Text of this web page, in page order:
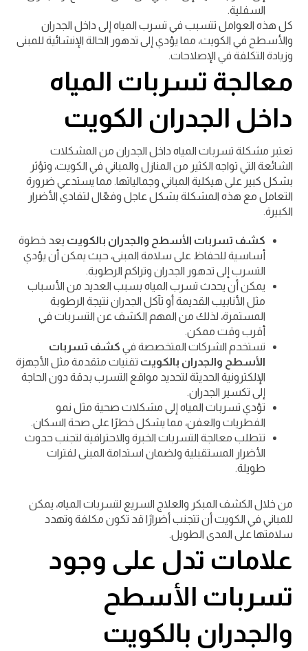
السفلية.
كل هذه العوامل تتسبب في تسرب المياه إلى داخل الجدران
والأسطح في الكويت، مما يؤدي إلى تدهور الحالة الإنشائية للمبنى
وزيادة التكلفة في الإصلاحات.
معالجة تسربات المياه
داخل الجدران الكويت
تعتبر مشكلة تسربات المياه داخل الجدران من المشكلات
الشائعة التي تواجه الكثير من المنازل والمباني في الكويت، وتؤثر
بشكل كبير على هيكلية المباني وجمالياتها. مما يستدعي ضرورة
التعامل مع هذه المشكلة بشكل عاجل وفعّال لتفادي الأضرار
الكبيرة.
كشف تسربات الأسطح والجدران بالكويت يعد خطوة
أساسية للحفاظ على سلامة المبنى، حيث يمكن أن يؤدي
التسرب إلى تدهور الجدران وتراكم الرطوبة.
يمكن أن يحدث تسرب المياه بسبب العديد من الأسباب
مثل الأنابيب القديمة أو تآكل الجدران نتيجة الرطوبة
المستمرة، لذلك من المهم الكشف عن التسربات في
أقرب وقت ممكن.
تستخدم الشركات المتخصصة في كشف تسربات
الأسطح والجدران بالكويت تقنيات متقدمة مثل الأجهزة
الإلكترونية الحديثة لتحديد مواقع التسرب بدقة دون الحاجة
إلى تكسير الجدران.
تؤدي تسربات المياه إلى مشكلات صحية مثل نمو
الفطريات والعفن، مما يشكل خطرًا على صحة السكان.
تتطلب معالجة التسربات الخبرة والاحترافية لتجنب حدوث
الأضرار المستقبلية ولضمان استدامة المبنى لفترات
طويلة.
من خلال الكشف المبكر والعلاج السريع لتسربات المياه، يمكن
للمباني في الكويت أن تتجنب أضرارًا قد تكون مكلفة وتهدد
سلامتها على المدى الطويل.
علامات تدل على وجود
تسربات الأسطح
والجدران بالكويت